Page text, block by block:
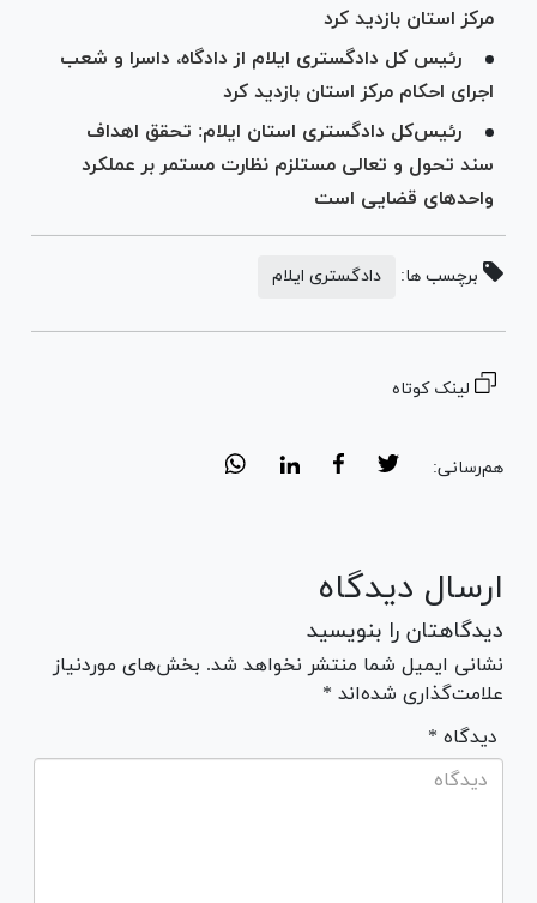
مرکز استان بازدید کرد
رئیس کل دادگستری ایلام از دادگاه، داسرا و شعب
اجرای احکام مرکز استان بازدید کرد
رئیس‌کل دادگستری استان ایلام: تحقق اهداف
سند تحول و تعالی مستلزم نظارت مستمر بر عملکرد
واحد‌های قضایی است
برچسب ها: دادگستری ایلام
لینک کوتاه
هم‌رسانی:
ارسال دیدگاه
دیدگاهتان را بنویسید
نشانی ایمیل شما منتشر نخواهد شد. بخش‌های موردنیاز
علامت‌گذاری شده‌اند *
* دیدگاه